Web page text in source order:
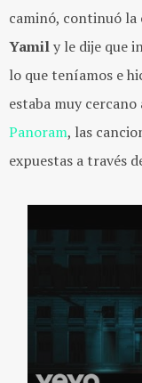
caminó, continuó la
Yamily le dije que
lo que teníamos e
estaba muy cercano
Panoram, las
expuestas a través